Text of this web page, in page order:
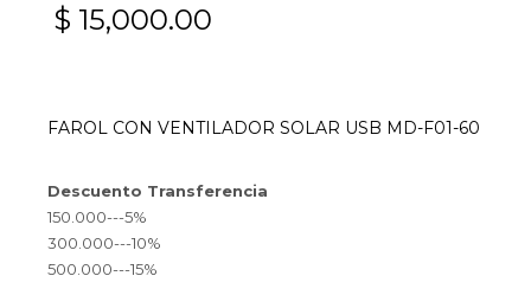
$ 15,000.00
FAROL CON VENTILADOR SOLAR USB MD-F01-60
Descuento Transferencia
150.000---5%
300.000---10%
500.000---15%